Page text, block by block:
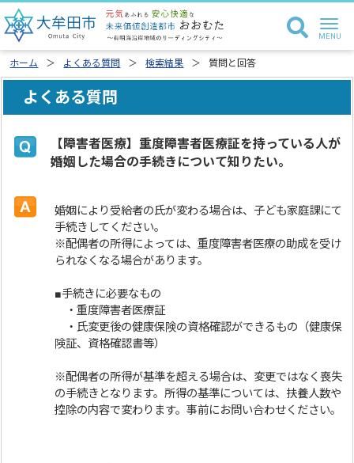
ホーム よくある質問 検索結果 質問と回答
よくある質問
【障害者医療】重度障害者医療証を持っている人が
婚姻した場合の手続きについて知りたい。
婚姻により受給者の氏が変わる場合は、子ども家庭課にて
手続きしてください。
※配偶者の所得によっては、重度障害者医療の助成を受け
られなくなる場合があります。
■手続きに必要なもの
・重度障害者医療証
・氏変更後の健康保険の資格確認ができるもの（健康保
険証、資格確認書等）
※配偶者の所得が基準を超える場合は、変更ではなく喪失
の手続きとなります。所得の基準については、扶養人数や
控除の内容で変わります。事前にお問い合わせください。